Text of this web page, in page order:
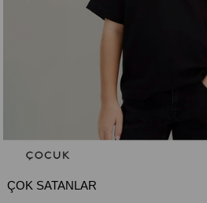
ÇOK SATANLAR